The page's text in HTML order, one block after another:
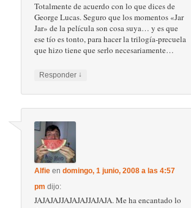
Totalmente de acuerdo con lo que dices de
George Lucas. Seguro que los momentos «Jar
Jar» de la película son cosa suya… y es que
ese tío es tonto, para hacer la trilogía-precuela
que hizo tiene que serlo necesariamente…
Responder ↓
Alfie endomingo, 1 junio, 2008 a las 4:57
pm dijo:
JAJAJAJJAJAJAJJAJAJA. Me ha encantado lo